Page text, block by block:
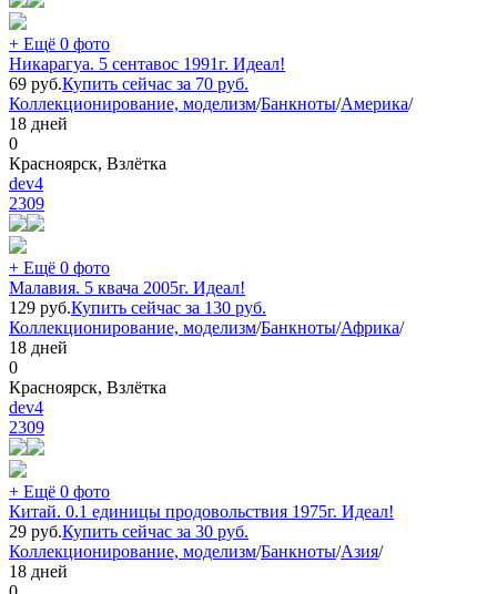
+ Ещё 0 фото
Никарагуа. 5 сентавос 1991г. Идеал!
69 руб.Купить сейчас за 70 руб.
Коллекционирование, моделизм/Банкноты/Америка/
18 дней
0
Красноярск, Взлётка
dev4
2309
+ Ещё 0 фото
Малавия. 5 квача 2005г. Идеал!
129 руб.Купить сейчас за 130 руб.
Коллекционирование, моделизм/Банкноты/Африка/
18 дней
0
Красноярск, Взлётка
dev4
2309
+ Ещё 0 фото
Китай. 0.1 единицы продовольствия 1975г. Идеал!
29 руб.Купить сейчас за 30 руб.
Коллекционирование, моделизм/Банкноты/Азия/
18 дней